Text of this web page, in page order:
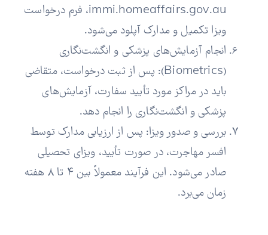
immi.homeaffairs.gov.au، فرم درخواست
ویزا تکمیل و مدارک آپلود می‌شود.
انجام آزمایش‌های پزشکی و انگشت‌نگاری
(Biometrics): پس از ثبت درخواست، متقاضی
باید در مراکز مورد تأیید سفارت، آزمایش‌های
پزشکی و انگشت‌نگاری را انجام دهد.
بررسی و صدور ویزا: پس از ارزیابی مدارک توسط
افسر مهاجرت، در صورت تأیید، ویزای تحصیلی
صادر می‌شود. این فرآیند معمولاً بین ۴ تا ۸ هفته
زمان می‌برد.